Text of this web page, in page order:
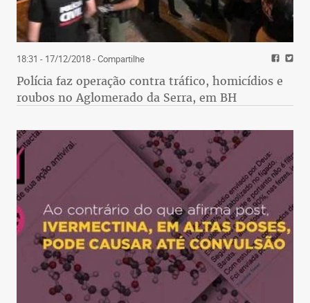
18:31 - 17/12/2018- Compartilhe
Polícia faz operação contra tráfico, homicídios e
roubos no Aglomerado da Serra, em BH